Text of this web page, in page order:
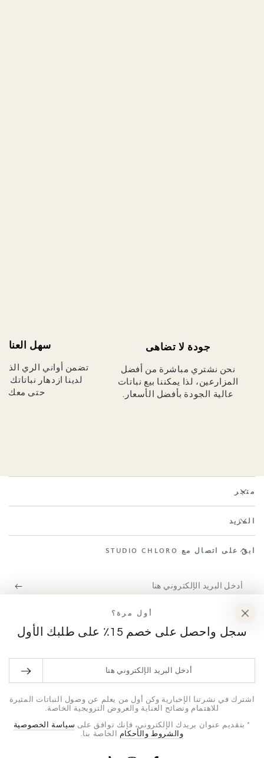
جودة لا تضاهى
نحن نشتري مباشرة من أفضل
المزارعين، لذا يمكننا بيع نباتات
عالية الجودة بأفضل الأسعار.
سهل العناية
تضمن أواني الري
لدينا ازدهار نباتاتك
حتى معك.
متجر
المزيد
ابقَ على اتصال مع STUDIO CHLORO
أدخل
الإلكتروني
هنا
اشترك في نشرتنا الإخبارية وكن أول من يعلم عن وصول النباتات المثيرة
© 2026، Studio Chloro. جميع الحقوق محفوظة.
طرق
أول مرة؟
سجل واحصل على خصم 15٪ على طلبك الأول
البريد
الإلكتروني
اشترك في نشرتنا الإخبارية وكن أول من يعلم عن وصول النباتات المثيرة
للاهتمام ونصائح العناية والعروض الترويجية الخاصة.
* بتقديم عنوان بريدك الإلكتروني، فإنك توافق على سياسة الخصوصية
والشروط والأحكام الخاصة بنا.